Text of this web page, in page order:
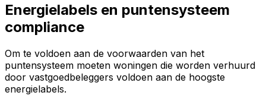
Energielabels en puntensysteem
compliance
Om te voldoen aan de voorwaarden van het
puntensysteem moeten woningen die worden verhuurd
door vastgoedbeleggers voldoen aan de hoogste
energielabels.